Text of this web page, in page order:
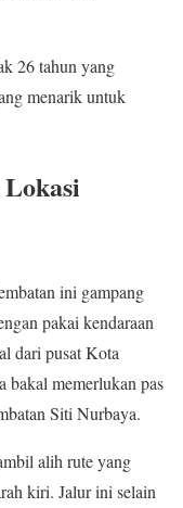
26 tahun yang
menarik untuk
ini gampang
pakai kendaraan
dari pusat Kota
bakal memerlukan pas
Siti Nurbaya.
alih rute yang
kiri. Jalur ini selain